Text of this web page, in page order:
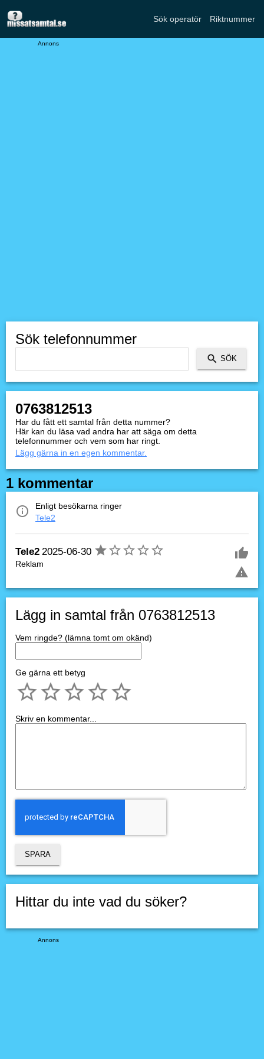
Sök operatör Riktnummer
Annons
Sök telefonnummer
0763812513
Har du fått ett samtal från detta nummer?
Här kan du läsa vad andra har att säga om detta
telefonnummer och vem som har ringt.
Lägg gärna in en egen kommentar.
1 kommentar
Enligt besökarna ringer
Tele2
Tele2 2025-06-30
Reklam
Lägg in samtal från 0763812513
Vem ringde? (lämna tomt om okänd)
Ge gärna ett betyg
Skriv en kommentar...
Hittar du inte vad du söker?
Annons